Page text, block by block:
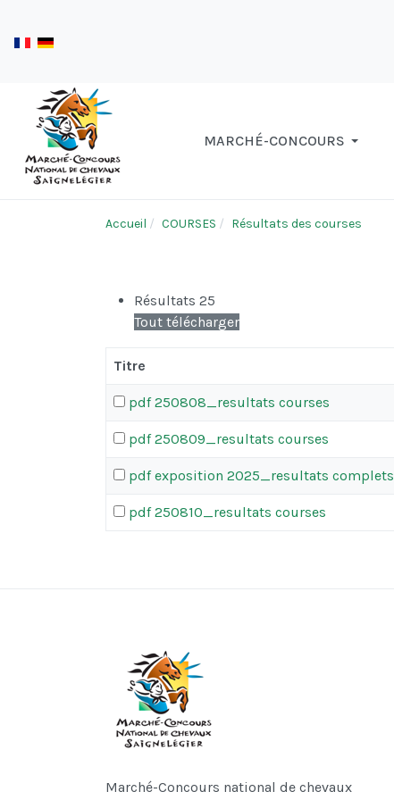
MARCHÉ-CONCOURS
Accueil COURSES Résultats des courses
Résultats 25
Tout télécharger
Titre
pdf 250808_resultats courses
pdf 250809_resultats courses
pdf exposition 2025_resultats complets
pdf 250810_resultats courses
Marché-Concours national de chevaux